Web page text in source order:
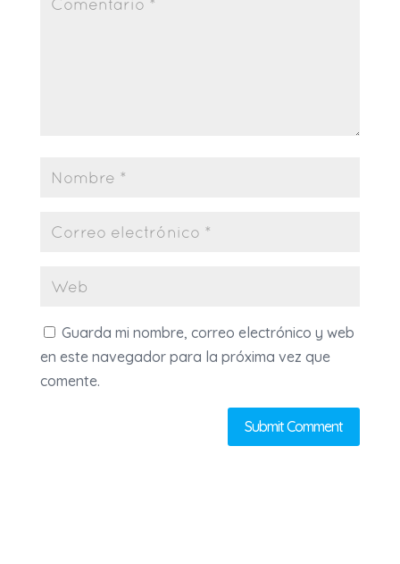
Guarda mi nombre, correo electrónico y web
en este navegador para la próxima vez que
comente.